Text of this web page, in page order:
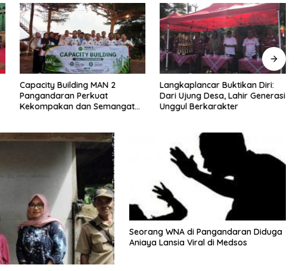
Capacity Building MAN 2
Pangandaran Perkuat
Kekompakan dan Semangat
Langkaplancar Buktikan Diri:
Dari Ujung Desa, Lahir Generasi
Unggul Berkarakter
Seorang WNA di Pangandaran Diduga
Aniaya Lansia Viral di Medsos